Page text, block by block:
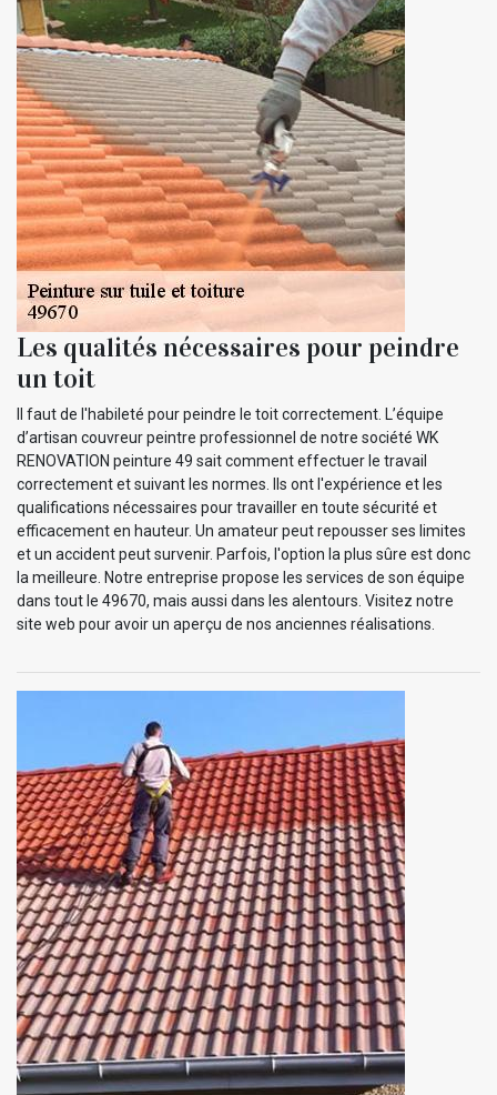
Les qualités nécessaires pour peindre
un toit
Il faut de l'habileté pour peindre le toit correctement. L’équipe
d’artisan couvreur peintre professionnel de notre société WK
RENOVATION peinture 49 sait comment effectuer le travail
correctement et suivant les normes. Ils ont l'expérience et les
qualifications nécessaires pour travailler en toute sécurité et
efficacement en hauteur. Un amateur peut repousser ses limites
et un accident peut survenir. Parfois, l'option la plus sûre est donc
la meilleure. Notre entreprise propose les services de son équipe
dans tout le 49670, mais aussi dans les alentours. Visitez notre
site web pour avoir un aperçu de nos anciennes réalisations.